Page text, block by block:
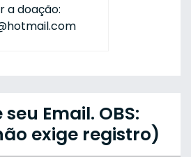
a doação:
Email. OBS:
exige registro)